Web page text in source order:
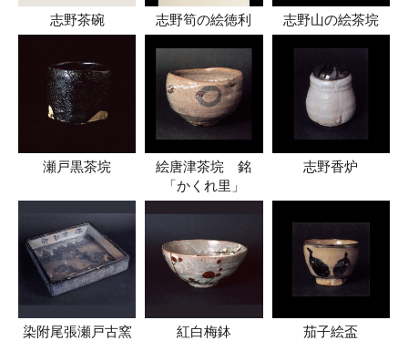
志野茶碗 志野筍の絵徳利 志野山の絵茶垸
瀬戸黒茶垸
絵唐津茶垸 銘
「かくれ里」
志野香炉
染附尾張瀬戸古窯
紅白梅鉢 茄子絵盃